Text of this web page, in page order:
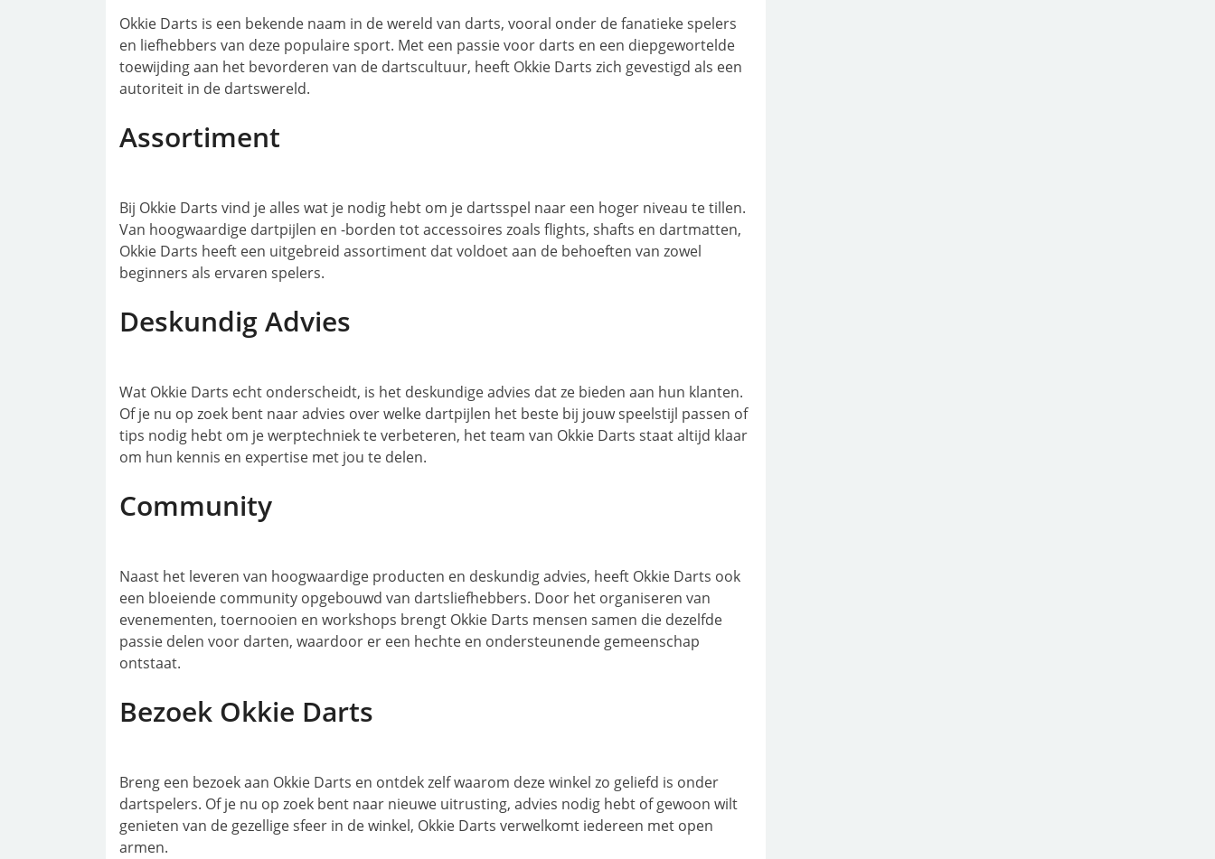
Okkie Darts is een bekende naam in de wereld van darts, vooral onder de fanatieke spelers
en liefhebbers van deze populaire sport. Met een passie voor darts en een diepgewortelde
toewijding aan het bevorderen van de dartscultuur, heeft Okkie Darts zich gevestigd als een
autoriteit in de dartswereld.
Assortiment
Bij Okkie Darts vind je alles wat je nodig hebt om je dartsspel naar een hoger niveau te tillen.
Van hoogwaardige dartpijlen en -borden tot accessoires zoals flights, shafts en dartmatten,
Okkie Darts heeft een uitgebreid assortiment dat voldoet aan de behoeften van zowel
beginners als ervaren spelers.
Deskundig Advies
Wat Okkie Darts echt onderscheidt, is het deskundige advies dat ze bieden aan hun klanten.
Of je nu op zoek bent naar advies over welke dartpijlen het beste bij jouw speelstijl passen of
tips nodig hebt om je werptechniek te verbeteren, het team van Okkie Darts staat altijd klaar
om hun kennis en expertise met jou te delen.
Community
Naast het leveren van hoogwaardige producten en deskundig advies, heeft Okkie Darts ook
een bloeiende community opgebouwd van dartsliefhebbers. Door het organiseren van
evenementen, toernooien en workshops brengt Okkie Darts mensen samen die dezelfde
passie delen voor darten, waardoor er een hechte en ondersteunende gemeenschap
ontstaat.
Bezoek Okkie Darts
Breng een bezoek aan Okkie Darts en ontdek zelf waarom deze winkel zo geliefd is onder
dartspelers. Of je nu op zoek bent naar nieuwe uitrusting, advies nodig hebt of gewoon wilt
genieten van de gezellige sfeer in de winkel, Okkie Darts verwelkomt iedereen met open
armen.